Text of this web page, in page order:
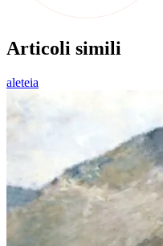
Articoli simili
aleteia